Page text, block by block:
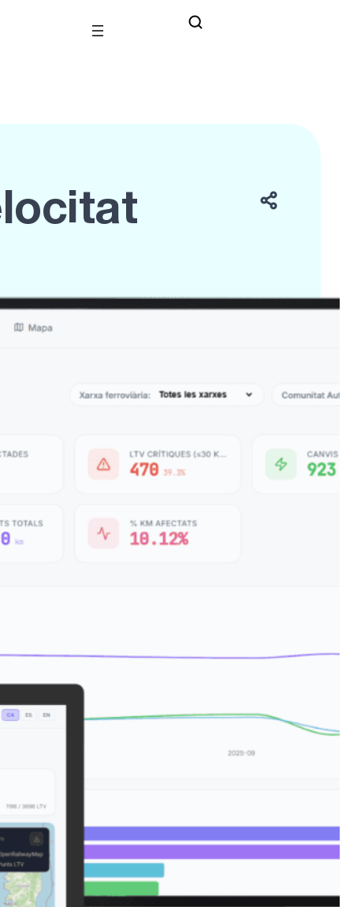
ferroviària espanyola,
de Velocitat (LTV) és un observatori
actives a la xarxa ferroviària espanyola.
el temps, tant a la xarxa convencional
actives, els quilòmetres
i motiu: identifica les línies
distribució per velocitat
: segueix l’evolució del
al llarg del temps